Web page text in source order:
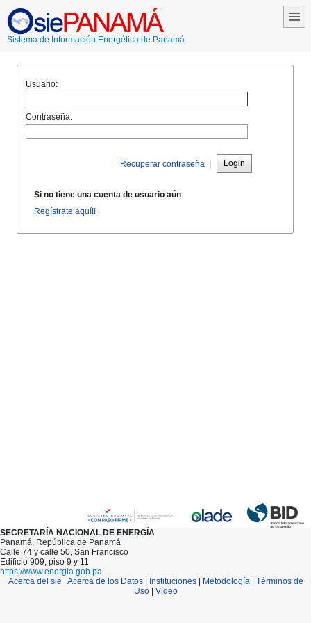
Sistema de Información Energética de Panamá
Usuario:
Contraseña:
Recuperar contraseña | Login
Si no tiene una cuenta de usuario aún
Regístrate aquí!!
SECRETARÍA NACIONAL DE ENERGÍA
Panamá, República de Panamá
Calle 74 y calle 50, San Francisco
Edificio 909, piso 9 y 11
https://www.energia.gob.pa
Acerca del sie
Acerca de los Datos| Instituciones| Metodología| Términos de
Uso| Video